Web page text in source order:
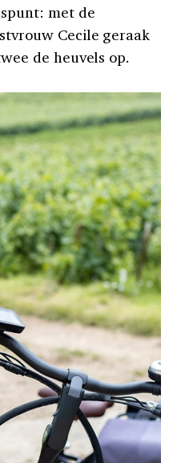
met de
Cecile geraak
de heuvels op.